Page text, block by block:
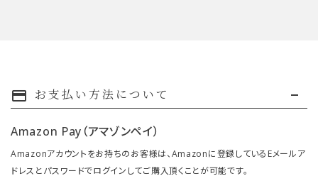
payment お支払い方法について
Amazon Pay（アマゾンペイ）
Amazonアカウントをお持ちのお客様は、Amazonに登録しているEメールア
ドレスとパスワードでログインしてご購入頂くことが可能です。